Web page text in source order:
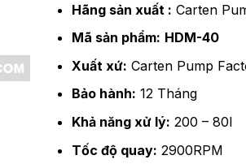
Hãng sản xuất : Carten
Mã sản phẩm: HDM-40
Xuất xứ: Carten Pump
Bảo hành: 12 Tháng
Khả năng xử lý: 200 – 80l
Tốc độ quay: 2900RPM